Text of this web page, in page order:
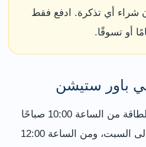
شراء أي تذكرة. ادفع فقط
أو تسوقًا.
باور ستيشن
تفتح المتاجر داخل محطة الطاقة من الساعة 10:00 صباحًا
إلى 8:00 مساءً من الاثنين إلى السبت، ومن الساعة 12:00